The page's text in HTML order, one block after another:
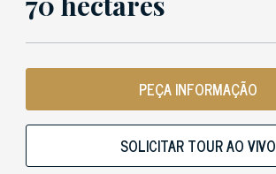
PEÇA INFORMAÇÃO
SOLICITAR TOUR AO VIVO